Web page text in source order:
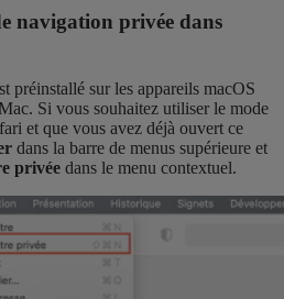
navigation privée dans
préinstallé sur les appareils macOS
Si vous souhaitez utiliser le mode
et que vous avez déjà ouvert ce
dans la barre de menus supérieure et
privée dans le menu contextuel.